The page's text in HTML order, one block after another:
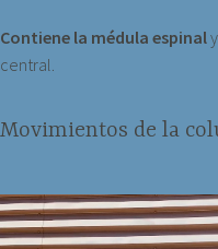
Contiene la médula espinal
central.
Movimientos de la